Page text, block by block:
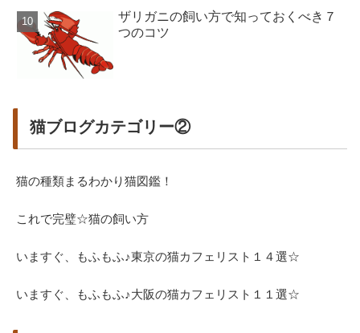
ザリガニの飼い方で知っておくべき７
つのコツ
猫ブログカテゴリー②
猫の種類まるわかり猫図鑑！
これで完璧☆猫の飼い方
いますぐ、もふもふ♪東京の猫カフェリスト１４選☆
いますぐ、もふもふ♪大阪の猫カフェリスト１１選☆